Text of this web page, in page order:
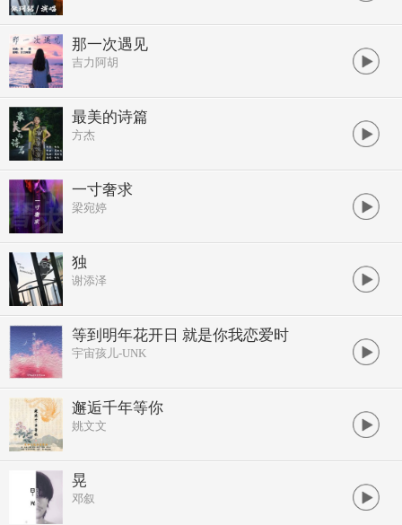
那一次遇见
吉力阿胡
最美的诗篇
方杰
一寸奢求
梁宛婷
独
谢添泽
等到明年花开日 就是你我恋爱时
宇宙孩儿-UNK
邂逅千年等你
姚文文
晃
邓叙